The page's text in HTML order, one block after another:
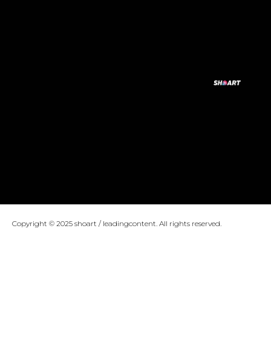
Copyright © 2025 shoart / leadingcontent. All rights reserved.